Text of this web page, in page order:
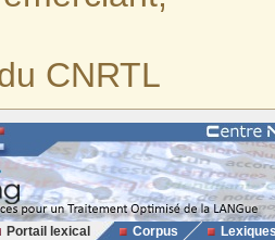
CNRTL
Portail lexical Corpus